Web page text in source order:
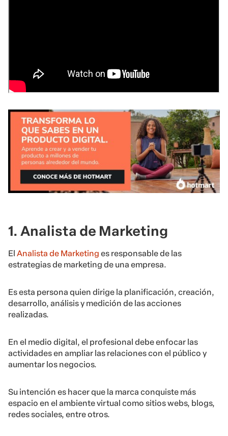
1. Analista de Marketing
El Analista de Marketing es responsable de las
estrategias de marketing de una empresa.
Es esta persona quien dirige la planificación, creación,
desarrollo, análisis y medición de las acciones
realizadas.
En el medio digital, el profesional debe enfocar las
actividades en ampliar las relaciones con el público y
aumentar los negocios.
Su intención es hacer que la marca conquiste más
espacio en el ambiente virtual como sitios webs, blogs,
redes sociales, entre otros.